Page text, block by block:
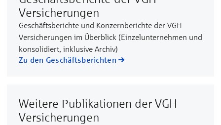
Versicherungen
Geschäftsberichte und Konzernberichte der VGH
Versicherungen im Überblick (Einzelunternehmen und
konsolidiert, inklusive Archiv)
Zu den Geschäftsberichten
Weitere Publikationen der VGH
Versicherungen